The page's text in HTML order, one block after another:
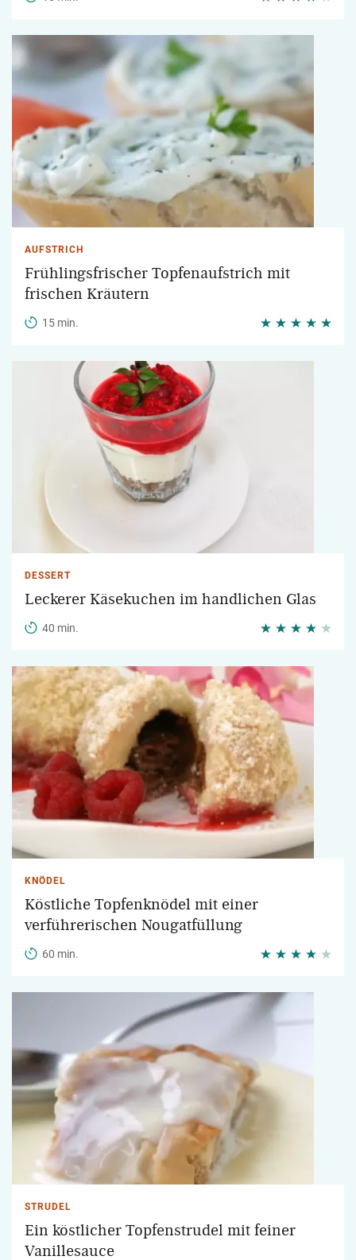
AUFSTRICH
Frühlingsfrischer Topfenaufstrich mit
frischen Kräutern
15 min.
DESSERT
Leckerer Käsekuchen im handlichen Glas
40 min.
KNÖDEL
Köstliche Topfenknödel mit einer
verführerischen Nougatfüllung
60 min.
STRUDEL
Ein köstlicher Topfenstrudel mit feiner
Vanillesauce